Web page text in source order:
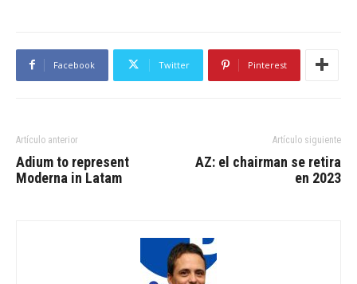
Facebook Twitter Pinterest
Artículo anterior
Adium to represent
Moderna in Latam
Artículo siguiente
AZ: el chairman se retira
en 2023